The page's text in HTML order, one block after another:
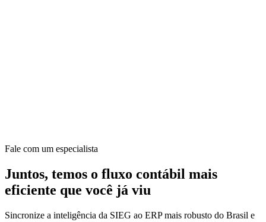
Fale com um especialista
Juntos, temos o fluxo contábil mais
eficiente que você já viu
Sincronize a inteligência da SIEG ao ERP mais robusto do Brasil e